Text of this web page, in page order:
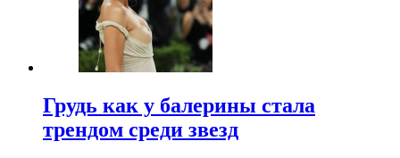
Грудь как у балерины стала
трендом среди звезд